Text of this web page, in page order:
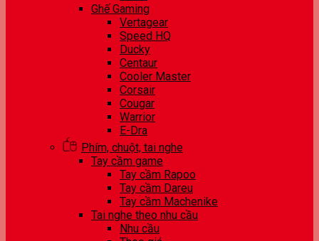
Ghế Gaming
Vertagear
Speed HQ
Ducky
Centaur
Cooler Master
Corsair
Cougar
Warrior
E-Dra
Phím, chuột, tai nghe
Tay cầm game
Tay cầm Rapoo
Tay cầm Dareu
Tay cầm Machenike
Tai nghe theo nhu cầu
Nhu cầu